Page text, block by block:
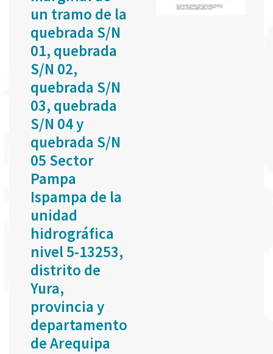
un tramo de la
quebrada S/N
01, quebrada
S/N 02,
quebrada S/N
03, quebrada
S/N 04 y
quebrada S/N
05 Sector
Pampa
Ispampa de la
unidad
hidrográfica
nivel 5-13253,
distrito de
Yura,
provincia y
departamento
de Arequipa